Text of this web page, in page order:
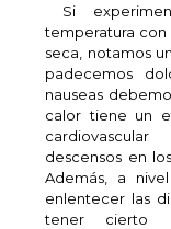
Si
temperatura con
seca, notamos
padecemos
nauseas
calor tiene un
descensos en
Además, a
enlentecer las
tener cierto